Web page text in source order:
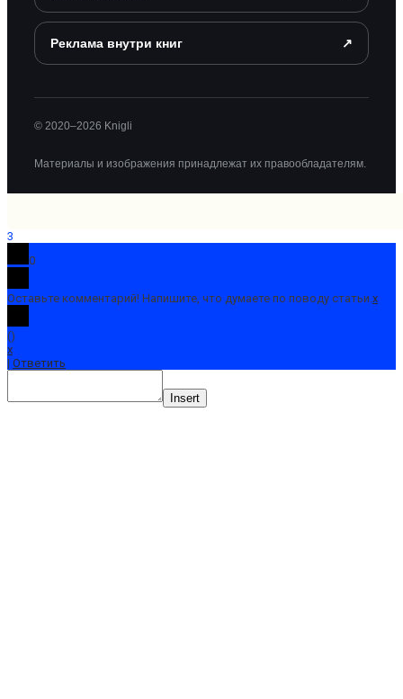
Реклама внутри книг ↗
© 2020–2026 Knigli
Материалы и изображения принадлежат их правообладателям.
3
0
Оставьте комментарий! Напишите, что думаете по поводу статьи.x
()
x
| Ответить
Insert